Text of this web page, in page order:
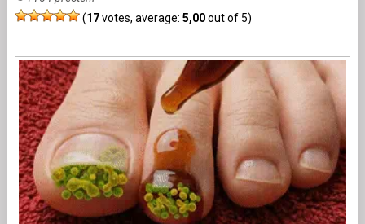
(17votes, average: 5,00out of 5)